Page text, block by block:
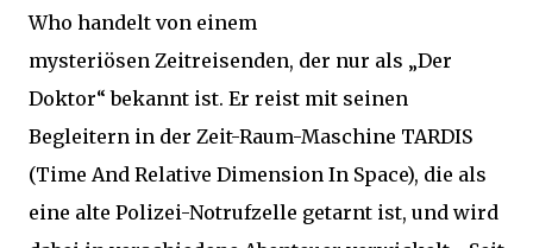
Who handelt von einem
mysteriösen Zeitreisenden, der nur als „Der
Doktor“ bekannt ist. Er reist mit seinen
Begleitern in der Zeit-Raum-Maschine TARDIS
(Time And Relative Dimension In Space), die als
eine alte Polizei-Notrufzelle getarnt ist, und wird